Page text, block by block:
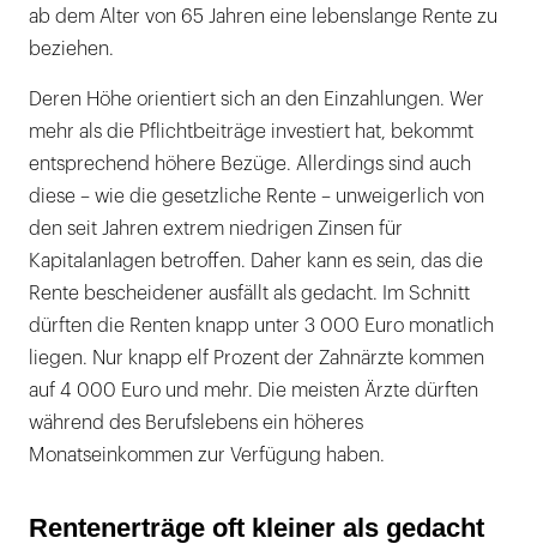
ab dem Alter von 65 Jahren eine lebenslange Rente zu
beziehen.
Deren Höhe orientiert sich an den Einzahlungen. Wer
mehr als die Pflichtbeiträge investiert hat, bekommt
entsprechend höhere Bezüge. Allerdings sind auch
diese – wie die gesetzliche Rente – unweigerlich von
den seit Jahren extrem niedrigen Zinsen für
Kapitalanlagen betroffen. Daher kann es sein, das die
Rente bescheidener ausfällt als gedacht. Im Schnitt
dürften die Renten knapp unter 3 000 Euro monatlich
liegen. Nur knapp elf Prozent der Zahnärzte kommen
auf 4 000 Euro und mehr. Die meisten Ärzte dürften
während des Berufslebens ein höheres
Monatseinkommen zur Verfügung haben.
Rentenerträge oft kleiner als gedacht